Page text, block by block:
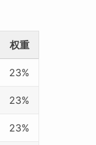
权重
23%
23%
23%